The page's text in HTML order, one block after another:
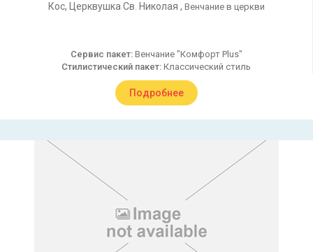
Кос, Церквушка Св. Николая , Венчание в церкви
Сервис пакет: Венчание "Комфорт Plus"
Стилистический пакет: Классический стиль
Подробнее